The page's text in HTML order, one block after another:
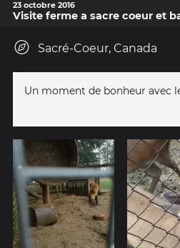
23 octobre 2016
Visite ferme a sacre coeur et
Sacré-Coeur, Canada
Un moment de bonheur avec